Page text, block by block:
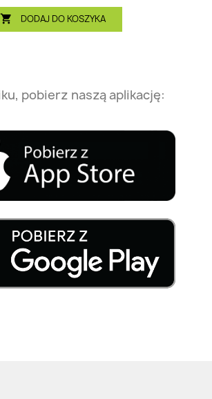
 DODAJ DO KOSZYKA
pobierz naszą aplikację: